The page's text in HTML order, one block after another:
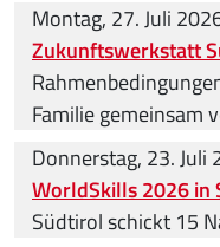
Montag, 27. Juli
Zukunftswerkstatt
Familie gemeinsam
Donnerstag, 23. Juli
WorldSkills 2026 in
Südtirol schickt 15